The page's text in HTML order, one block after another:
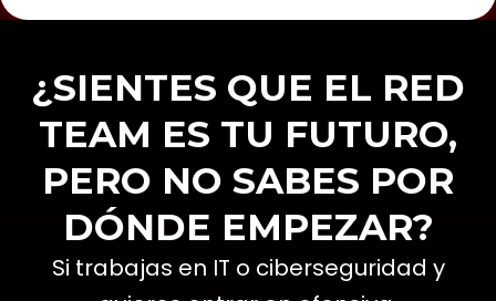
¿SIENTES QUE EL RED
TEAM ES TU FUTURO,
PERO NO SABES POR
DÓNDE EMPEZAR?
Si trabajas en IT o ciberseguridad y